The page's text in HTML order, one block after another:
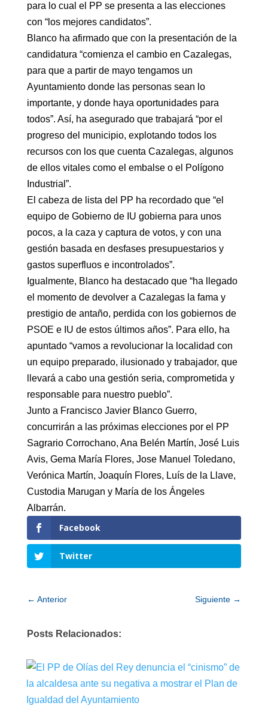
para lo cual el PP se presenta a las elecciones
con “los mejores candidatos”.
Blanco ha afirmado que con la presentación de la
candidatura “comienza el cambio en Cazalegas,
para que a partir de mayo tengamos un
Ayuntamiento donde las personas sean lo
importante, y donde haya oportunidades para
todos”. Así, ha asegurado que trabajará “por el
progreso del municipio, explotando todos los
recursos con los que cuenta Cazalegas, algunos
de ellos vitales como el embalse o el Polígono
Industrial”.
El cabeza de lista del PP ha recordado que “el
equipo de Gobierno de IU gobierna para unos
pocos, a la caza y captura de votos, y con una
gestión basada en desfases presupuestarios y
gastos superfluos e incontrolados”.
Igualmente, Blanco ha destacado que “ha llegado
el momento de devolver a Cazalegas la fama y
prestigio de antaño, perdida con los gobiernos de
PSOE e IU de estos últimos años”. Para ello, ha
apuntado “vamos a revolucionar la localidad con
un equipo preparado, ilusionado y trabajador, que
llevará a cabo una gestión seria, comprometida y
responsable para nuestro pueblo”.
Junto a Francisco Javier Blanco Guerro,
concurrirán a las próximas elecciones por el PP
Sagrario Corrochano, Ana Belén Martín, José Luis
Avis, Gema María Flores, Jose Manuel Toledano,
Verónica Martín, Joaquín Flores, Luís de la Llave,
Custodia Marugan y María de los Ángeles
Albarrán.
Facebook
Twitter
← Anterior Siguiente →
Posts Relacionados: